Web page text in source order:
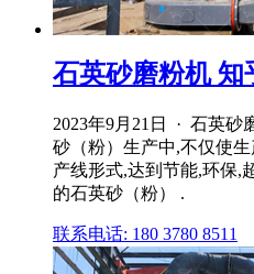
石英砂磨粉机 知
2023年9月21日 · 石英砂
砂（粉）生产中,不仅使
产线形式,达到节能,环保,
的石英砂（粉） .
联系电话: 180 3780 8511